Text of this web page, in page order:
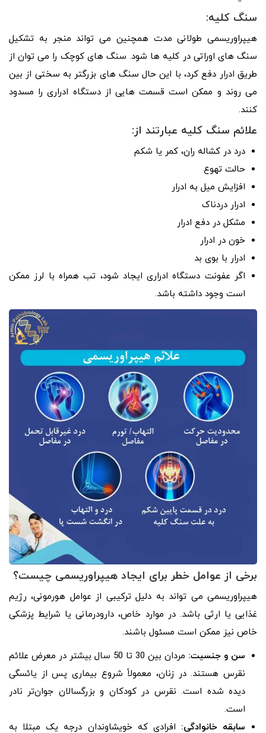
سنگ کلیه:
هیپراوریسمی طولانی مدت همچنین می تواند منجر به تشکیل
سنگ های اوراتی در کلیه ها شود. سنگ های کوچک را می توان از
طریق ادرار دفع کرد، با این حال سنگ های بزرگتر به سختی از بین
می روند و ممکن است قسمت هایی از دستگاه ادراری را مسدود
کنند.
علائم سنگ کلیه عبارتند از:
درد در کشاله ران، کمر یا شکم
حالت تهوع
افزایش میل به ادرار
ادرار دردناک
مشکل در دفع ادرار
خون در ادرار
ادرار با بوی بد
اگر عفونت دستگاه ادراری ایجاد شود، تب همراه با لرز ممکن
است وجود داشته باشد.
برخی از عوامل خطر برای ایجاد هیپراوریسمی چیست؟
هیپراوریسمی می تواند به دلیل ترکیبی از عوامل هورمونی، رژیم
غذایی یا ارثی باشد. در موارد خاص، دارودرمانی یا شرایط پزشکی
خاص نیز ممکن است مسئول باشند.
سن و جنسیت:
مردان بین 30 تا 50 سال بیشتر در معرض علائم
نقرس هستند. در زنان، معمولاً شروع بیماری پس از یائسگی
دیده شده است. نقرس در کودکان و بزرگسالان جوان‌تر نادر
است.
سابقه خانوادگی: افرادی که خویشاوندان درجه یک مبتلا به